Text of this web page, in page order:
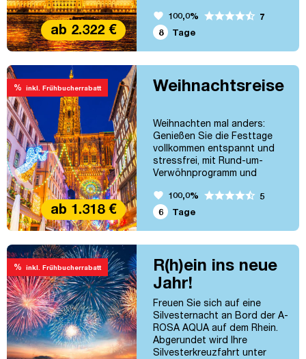
berauschendes Silvester in
der Hauptstadt Budapest.
Passau – Wien – Bratislava –
Budapest – Passau
ab 2.322 €
favorite 100,0%
7
8
Tage
% inkl. Frühbucherrabatt Weihnachtsreise
Weihnachten mal anders:
Genießen Sie die Festtage
vollkommen entspannt und
stressfrei, mit Rund-um-
Verwöhnprogramm und
Ihres A-ROSA-Schiffes. Köln
– Rüdesheim – Speyer –
Straßburg (Kehl) – Mainz –
Koblenz – Köln
ab 1.318 €
favorite 100,0%
5
6
Tage
% inkl. Frühbucherrabatt
R(h)ein ins neue
Jahr!
Freuen Sie sich auf eine
Silvesternacht an Bord der A-
ROSA AQUA auf dem Rhein.
Abgerundet wird Ihre
Silvesterkreuzfahrt unter